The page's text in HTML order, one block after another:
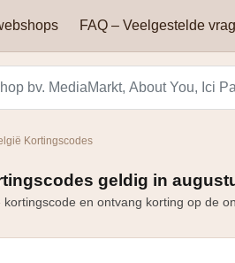
AliExpress
Smeg
FAQ – Veelgestelde
Waar kan je kortingscodes
vinden?
Hoe bereken je korting?
Kortingscodes
geldig in
en ontvang korting op de